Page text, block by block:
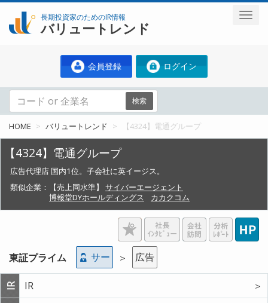
長期投資家のためのIR情報
バリュートレンド
会員登録 ログイン
検索
HOME バリュートレンド 【4324】電通グループ
【4324】電通グループ
広告代理店 国内1位。子会社に英イージス。
類似企業：
【売上同水準】
サイバーエージェント
博報堂DYホールディングス
カカクコム
東証プライム サー ＞ 広告
IR IR ＞